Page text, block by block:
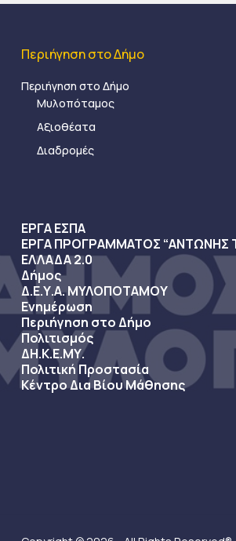
Περιήγηση στο Δήμο
Περιήγηση στο Δήμο
Μυλοπόταμος
Αξιοθέατα
Διαδρομές
ΕΡΓΑ ΕΣΠΑ
ΕΡΓΑ ΠΡΟΓΡΑΜΜΑΤΟΣ “ΑΝΤΩΝΗΣ
ΕΛΛΑΔΑ 2.0
Δήμος
Δ.Ε.Υ.Α. ΜΥΛΟΠΟΤΑΜΟΥ
Ενημέρωση
Περιήγηση στο Δήμο
Πολιτισμός
ΔΗ.Κ.Ε.ΜΥ.
Πολιτική Προστασία
Κέντρο Δια Βίου Μάθησης